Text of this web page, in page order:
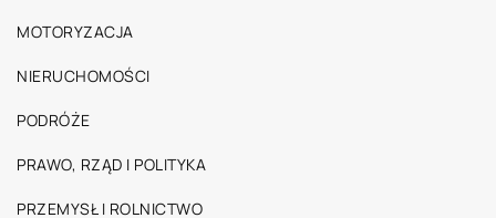
MOTORYZACJA
NIERUCHOMOŚCI
PODRÓŻE
PRAWO, RZĄD I POLITYKA
PRZEMYSŁ I ROLNICTWO